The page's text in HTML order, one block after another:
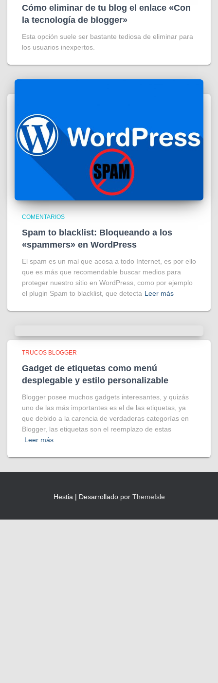
Cómo eliminar de tu blog el enlace «Con
la tecnología de blogger»
Esta opción suele ser bastante tediosa de eliminar para
los usuarios inexpertos.
COMENTARIOS
Spam to blacklist: Bloqueando a los
«spammers» en WordPress
El spam es un mal que acosa a todo Internet, es por ello
que es más que recomendable buscar medios para
proteger nuestro sitio en WordPress, como por ejemplo
el plugin Spam to blacklist, que detecta Leer más
TRUCOS BLOGGER
Gadget de etiquetas como menú
desplegable y estilo personalizable
Blogger posee muchos gadgets interesantes, y quizás
uno de las más importantes es el de las etiquetas, ya
que debido a la carencia de verdaderas categorías en
Blogger, las etiquetas son el reemplazo de estas
Leer más
Hestia | Desarrollado por ThemeIsle